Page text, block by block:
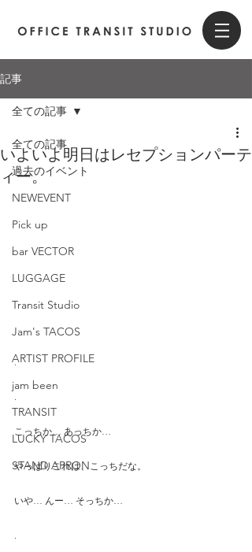
記事
全ての記事
過去のイベント
NEWEVENT
Pick up
bar VECTOR
LUGGAGE
Transit Studio
Jam's TACOS
ARTIST PROFILE
jam been
TRANSIT
LUCKY TACOS
STAND APRON
全ての記事
いよいよ明日はレセプションパーテ
ィー。
.
.
こっちか… あっちか…
やっぱりこれは、こっちだな。
いや… んー… そっちか…
.